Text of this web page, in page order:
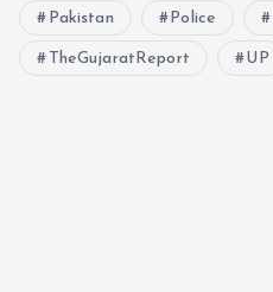
Pakistan Police
TheGujaratReport UP